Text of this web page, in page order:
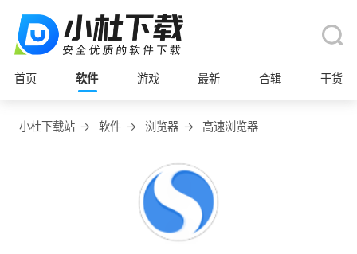
首页 软件 游戏 最新 合辑 干货
小杜下载站 → 软件 → 浏览器 → 高速浏览器